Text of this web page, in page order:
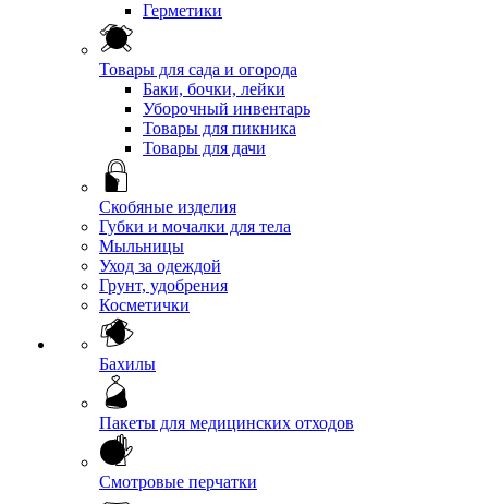
Герметики
Товары для сада и огорода
Баки, бочки, лейки
Уборочный инвентарь
Товары для пикника
Товары для дачи
Скобяные изделия
Губки и мочалки для тела
Мыльницы
Уход за одеждой
Грунт, удобрения
Косметички
Бахилы
Пакеты для медицинских отходов
Смотровые перчатки